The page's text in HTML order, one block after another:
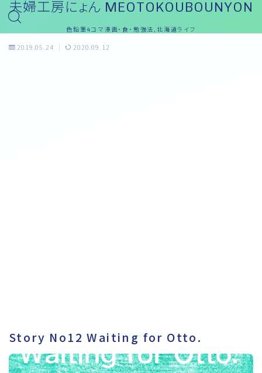
夫婦工房にょん MEOTOKOUBOUNYON
色鉛筆4コマ漫画・食・勉強法,北海道ライフ
2019.05.24 2020.09.12
Story No12 Waiting for Otto.